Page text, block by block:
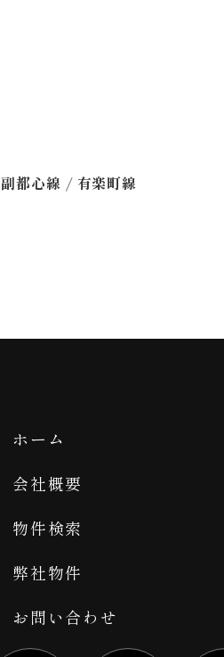
副都心線 / 有楽町線
ホーム
会社概要
物件検索
弊社物件
お問い合わせ